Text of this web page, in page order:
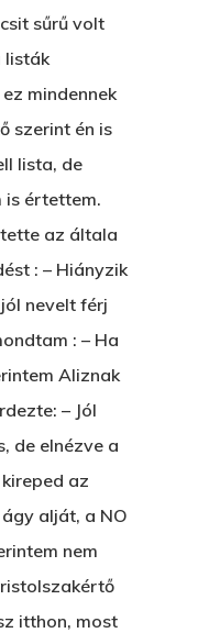
sűrű volt
listák
mindennek
szerint én is
lista, de
is értettem.
az általa
: – Hiányzik
nevelt férj
: – Ha
Aliznak
– Jól
de elnézve a
az
alját, a NO
nem
itthon, most